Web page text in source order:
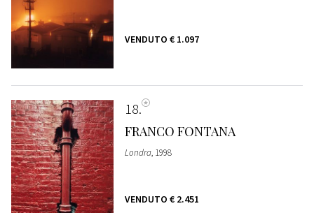
VENDUTO € 1.097
18
FRANCO FONTANA
Londra, 1998
VENDUTO € 2.451